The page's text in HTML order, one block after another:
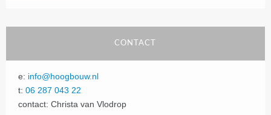
CONTACT
e: info@hoogbouw.nl
t: 06 287 043 22
contact: Christa van Vlodrop